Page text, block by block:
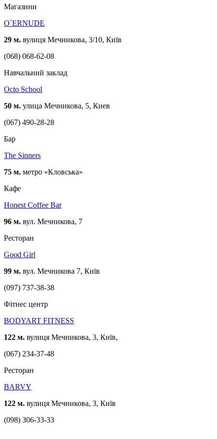
Магазини
O`ERNUDE
29 м. вулиця Мечникова, 3/10, Київ
(068) 068-62-08
Навчальний заклад
Оcto School
50 м. улица Мечникова, 5, Киев
(067) 490-28-28
Бар
The Sinners
75 м. метро «Кловська»
Кафе
Honest Coffee Bar
96 м. вул. Мечникова, 7
Ресторан
Good Girl
99 м. вул. Мечникова 7, Київ
(097) 737-38-38
Фітнес центр
BODYART FITNESS
122 м. вулиця Мечникова, 3, Київ,
(067) 234-37-48
Ресторан
BARVY
122 м. вулиця Мечникова, 3, Київ
(098) 306-33-33